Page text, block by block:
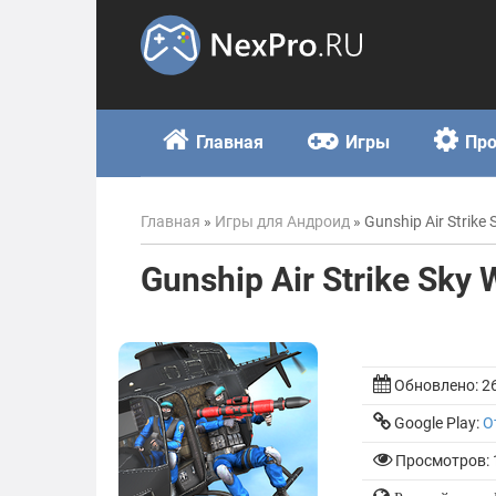
Главная Игры
Главная » Игры для Андроид » Gunship Air Strike
Gunship Air Strike Sky
Обновлено:
Google Play:
Просмотров: